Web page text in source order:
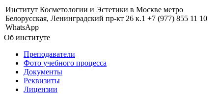
Институт Косметологии и Эстетики в Москве метро
Белорусская, Ленинградский пр-кт 26 к.1 +7 (977) 855 11 10
WhatsApp
Об институте
Преподаватели
Фото учебного процесса
Документы
Реквизиты
Лицензии